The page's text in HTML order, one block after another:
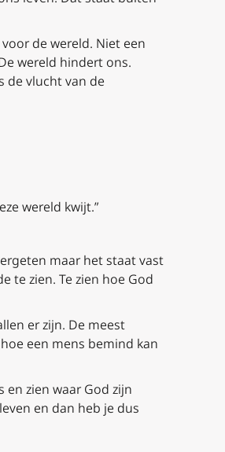
de wereld. Niet een
wereld hindert ons.
de vlucht van de
wereld kwijt.”
maar het staat vast
te zien. Te zien hoe God
er zijn. De meest
een mens bemind kan
zien waar God zijn
en dan heb je dus